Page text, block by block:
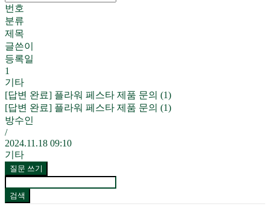
번호
분류
제목
글쓴이
등록일
1
기타
[답변 완료] 플라워 페스타 제품 문의 (1)
[답변 완료] 플라워 페스타 제품 문의 (1)
방수인
/
2024.11.18 09:10
기타
질문 쓰기
검색